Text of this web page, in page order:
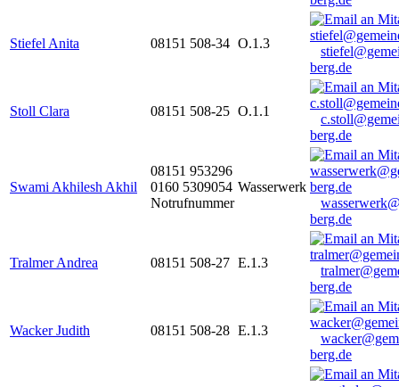
Stiefel Anita 08151 508-34 O.1.3
berg.de
Stoll Clara 08151 508-25 O.1.1
berg.de
Swami Akhilesh Akhil
08151 953296
0160 5309054
Notrufnummer
Wasserwerk
berg.de
Tralmer Andrea 08151 508-27 E.1.3
berg.de
Wacker Judith 08151 508-28 E.1.3
berg.de